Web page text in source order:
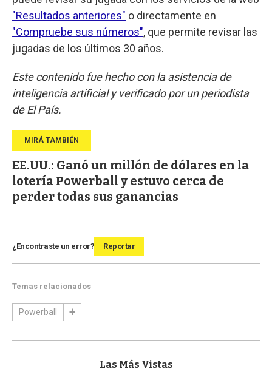
"Resultados anteriores" o directamente en
"Compruebe sus números", que permite revisar las
jugadas de los últimos 30 años.
Este contenido fue hecho con la asistencia de
inteligencia artificial y verificado por un periodista
de El País.
EE.UU.: Ganó un millón de dólares en la
lotería Powerball y estuvo cerca de
perder todas sus ganancias
¿Encontraste un error? Reportar
Temas relacionados
Powerball
Las Más Vistas